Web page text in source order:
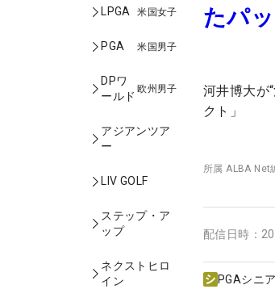
LPGA 米国女子
PGA 米国男子
DPワ
ールド
欧州男子
アジアンツア
ー
LIV GOLF
ステップ・ア
ップ
ネクストヒロ
イン
たパ
河井博大が
クト」
所属ALBA Net
配信日時：
PGAシニア